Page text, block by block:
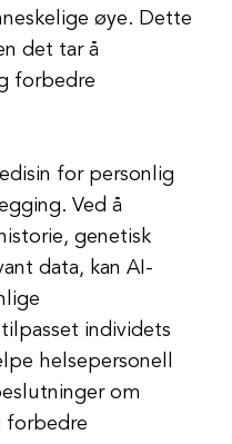
øye. Dette
det tar å
forbedre
for personlig
Ved å
genetisk
data, kan AI-
individets
helsepersonell
om
forbedre